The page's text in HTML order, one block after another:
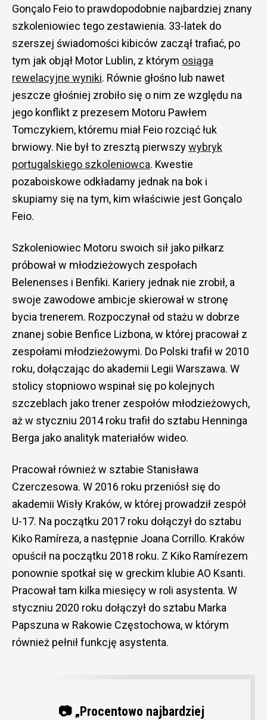
Gonçalo Feio to prawdopodobnie najbardziej znany
szkoleniowiec tego zestawienia. 33-latek do
szerszej świadomości kibiców zaczął trafiać, po
tym jak objął Motor Lublin, z którym osiąga
rewelacyjne wyniki. Równie głośno lub nawet
jeszcze głośniej zrobiło się o nim ze względu na
jego konflikt z prezesem Motoru Pawłem
Tomczykiem, któremu miał Feio rozciąć łuk
brwiowy. Nie był to zresztą pierwszywybryk
portugalskiego szkoleniowca. Kwestie
pozaboiskowe odkładamy jednak na bok i
skupiamy się na tym, kim właściwie jest Gonçalo
Feio.
Szkoleniowiec Motoru swoich sił jako piłkarz
próbował w młodzieżowych zespołach
Belenenses i Benfiki. Kariery jednak nie zrobił, a
swoje zawodowe ambicje skierował w stronę
bycia trenerem. Rozpoczynał od stażu w dobrze
znanej sobie Benfice Lizbona, w której pracował z
zespołami młodzieżowymi. Do Polski trafił w 2010
roku, dołączając do akademii Legii Warszawa. W
stolicy stopniowo wspinał się po kolejnych
szczeblach jako trener zespołów młodzieżowych,
aż w styczniu 2014 roku trafił do sztabu Henninga
Berga jako analityk materiałów wideo.
Pracował również w sztabie Stanisława
Czerczesowa. W 2016 roku przeniósł się do
akademii Wisły Kraków, w której prowadził zespół
U-17. Na początku 2017 roku dołączył do sztabu
Kiko Ramíreza, a następnie Joana Corrillo. Kraków
opuścił na początku 2018 roku. Z Kiko Ramírezem
ponownie spotkał się w greckim klubie AO Ksanti.
Pracował tam kilka miesięcy w roli asystenta. W
styczniu 2020 roku dołączył do sztabu Marka
Papszuna w Rakowie Częstochowa, w którym
również pełnił funkcję asystenta.
📷 „Procentowo najbardziej